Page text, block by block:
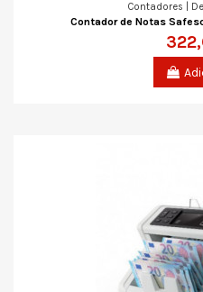
Contadores |
Contador de Notas